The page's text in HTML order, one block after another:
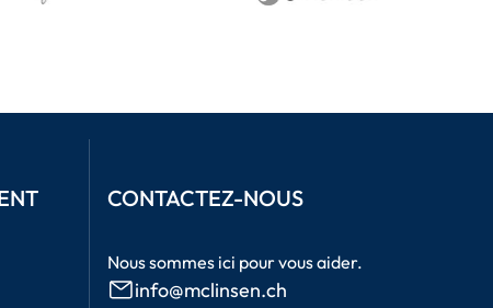
CONTACTEZ-NOUS
Nous sommes ici pour vous aider.
info@mclinsen.ch